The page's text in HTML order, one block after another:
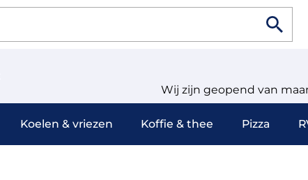
Wij zijn geopend van
Koelen & vriezen Koffie & thee Pizza